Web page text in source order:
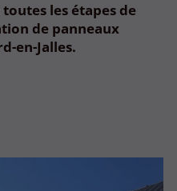
toutes les étapes de
de panneaux
en-Jalles.